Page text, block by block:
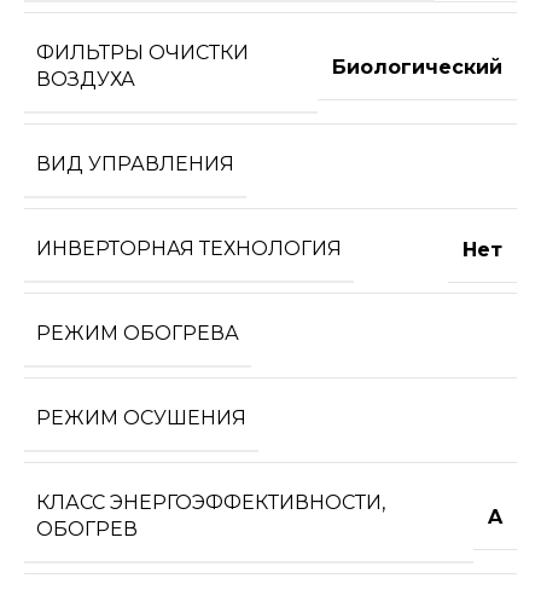
ФИЛЬТРЫ ОЧИСТКИ
ВОЗДУХА
Биологический
ВИД УПРАВЛЕНИЯ
ИНВЕРТОРНАЯ ТЕХНОЛОГИЯ Нет
РЕЖИМ ОБОГРЕВА
РЕЖИМ ОСУШЕНИЯ
КЛАСС ЭНЕРГОЭФФЕКТИВНОСТИ,
ОБОГРЕВ
A